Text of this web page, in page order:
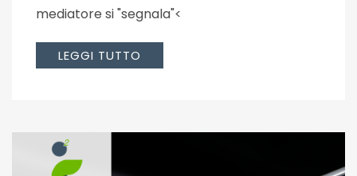
mediatore si "segnala"<
LEGGI TUTTO